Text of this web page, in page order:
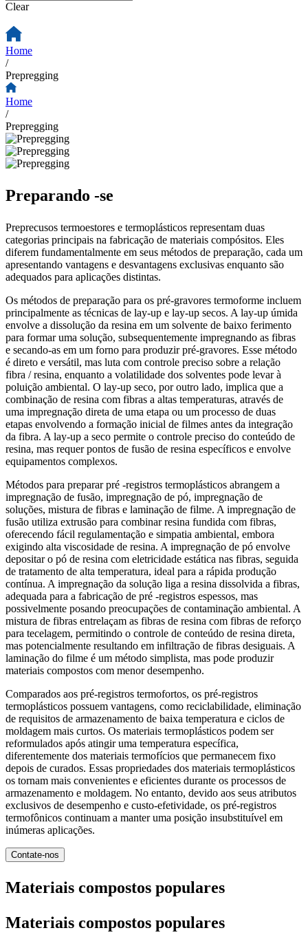
Clear
Home
/
Prepregging
Home
/
Prepregging
Preparando -se
Preprecusos termoestores e termoplásticos representam duas
categorias principais na fabricação de materiais compósitos. Eles
diferem fundamentalmente em seus métodos de preparação, cada um
apresentando vantagens e desvantagens exclusivas enquanto são
adequados para aplicações distintas.
Os métodos de preparação para os pré-gravores termoforme incluem
principalmente as técnicas de lay-up e lay-up secos. A lay-up úmida
envolve a dissolução da resina em um solvente de baixo ferimento
para formar uma solução, subsequentemente impregnando as fibras
e secando-as em um forno para produzir pré-gravores. Esse método
é direto e versátil, mas luta com controle preciso sobre a relação
fibra / resina, enquanto a volatilidade dos solventes pode levar à
poluição ambiental. O lay-up seco, por outro lado, implica que a
combinação de resina com fibras a altas temperaturas, através de
uma impregnação direta de uma etapa ou um processo de duas
etapas envolvendo a formação inicial de filmes antes da integração
da fibra. A lay-up a seco permite o controle preciso do conteúdo de
resina, mas requer pontos de fusão de resina específicos e envolve
equipamentos complexos.
Métodos para preparar pré -registros termoplásticos abrangem a
impregnação de fusão, impregnação de pó, impregnação de
soluções, mistura de fibras e laminação de filme. A impregnação de
fusão utiliza extrusão para combinar resina fundida com fibras,
oferecendo fácil regulamentação e simpatia ambiental, embora
exigindo alta viscosidade de resina. A impregnação de pó envolve
depositar o pó de resina com eletricidade estática nas fibras, seguida
de tratamento de alta temperatura, ideal para a rápida produção
contínua. A impregnação da solução liga a resina dissolvida a fibras,
adequada para a fabricação de pré -registros espessos, mas
possivelmente posando preocupações de contaminação ambiental. A
mistura de fibras entrelaçam as fibras de resina com fibras de reforço
para tecelagem, permitindo o controle de conteúdo de resina direta,
mas potencialmente resultando em infiltração de fibras desiguais. A
laminação do filme é um método simplista, mas pode produzir
materiais compostos com menor desempenho.
Comparados aos pré-registros termofortos, os pré-registros
termoplásticos possuem vantagens, como reciclabilidade, eliminação
de requisitos de armazenamento de baixa temperatura e ciclos de
moldagem mais curtos. Os materiais termoplásticos podem ser
reformulados após atingir uma temperatura específica,
diferentemente dos materiais termofícios que permanecem fixo
depois de curados. Essas propriedades dos materiais termoplásticos
os tornam mais convenientes e eficientes durante os processos de
armazenamento e moldagem. No entanto, devido aos seus atributos
exclusivos de desempenho e custo-efetividade, os pré-registros
termofônicos continuam a manter uma posição insubstituível em
inúmeras aplicações.
Contate-nos
Materiais compostos populares
Materiais compostos populares